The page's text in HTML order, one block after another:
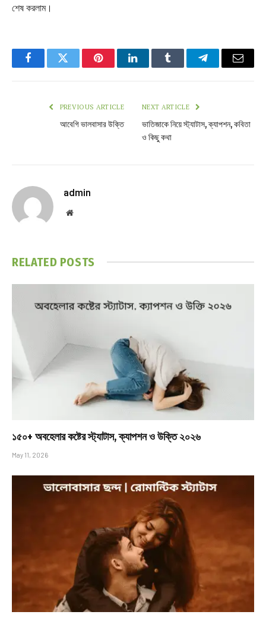
শেষ করলাম।
FacebookTwitter PinterestLinkedInTumblr TelegramEmail
PREVIOUS ARTICLE
আবেগি ভালবাসার উক্তি
NEXT ARTICLE
ভাতিজাকে নিয়ে স্ট্যাটাস, ক্যাপশন, কবিতা
ও কিছু কথা
admin
Website
RELATED POSTS
১৫০+ অবহেলার কষ্টের স্ট্যাটাস, ক্যাপশন ও উক্তি ২০২৬
May 11, 2026